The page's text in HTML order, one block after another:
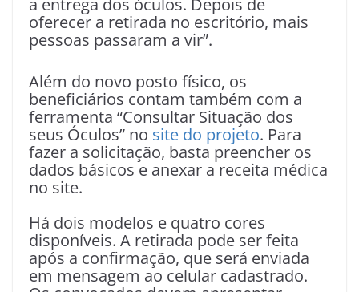
oferecer a retirada no escritório, mais
pessoas passaram a vir”.
Além do novo posto físico, os
beneficiários contam também com a
ferramenta “Consultar Situação dos
seus Óculos” no site do projeto. Para
fazer a solicitação, basta preencher os
dados básicos e anexar a receita médica
no site.
Há dois modelos e quatro cores
disponíveis. A retirada pode ser feita
após a confirmação, que será enviada
em mensagem ao celular cadastrado.